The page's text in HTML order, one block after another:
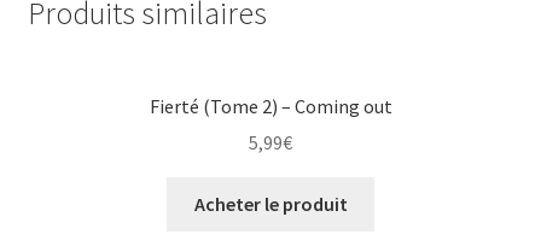
Produits similaires
Fierté (Tome 2) – Coming out
5,99€
Acheter le produit